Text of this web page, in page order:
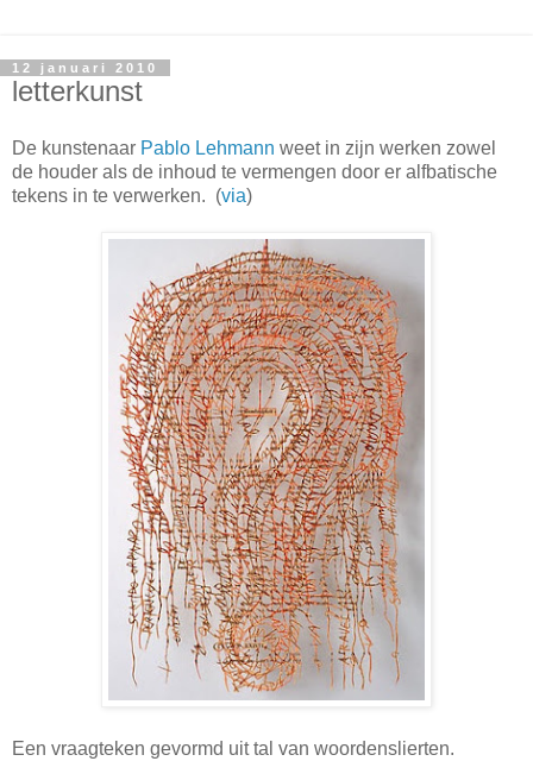
12 januari 2010
letterkunst
De kunstenaar Pablo Lehmann weet in zijn werken zowel
de houder als de inhoud te vermengen door er alfbatische
tekens in te verwerken. (via)
Een vraagteken gevormd uit tal van woordenslierten.